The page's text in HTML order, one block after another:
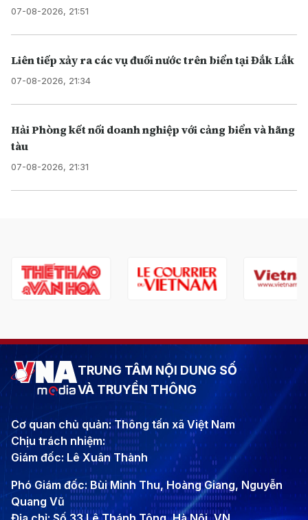
07-08-2026, 21:51
Liên tiếp xảy ra các vụ đuối nước trên biển tại Đắk Lắk
07-08-2026, 21:34
Hải Phòng kết nối doanh nghiệp với cảng biển và hãng
tàu
07-08-2026, 21:31
TRUNG TÂM NỘI DUNG SỐ
VÀ TRUYỀN THÔNG
Cơ quan chủ quản: Thông tấn xã Việt Nam
Chịu trách nhiệm:
Giám đốc: Lê Xuân Thành
Phó Giám đốc: Bùi Minh Thu, Hoàng Giang, Nguyễn
Quang Vũ